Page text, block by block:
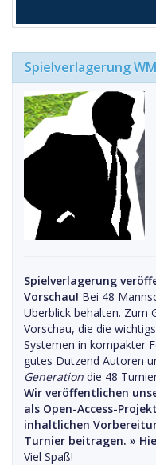
Spielverlagerung
Spielverlagerung
Vorschau! Bei 48
Überblick behalten. Zum
Vorschau, die die
Systemen in kompakter
gutes Dutzend Autoren
Generation die 48
Wir veröffentlichen
als Open-Access-
inhaltlichen
Turnier beitragen. »
Viel Spaß!